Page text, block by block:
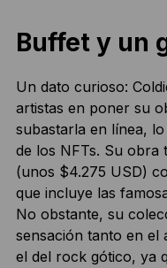
Buffet y un
Un dato curioso:
artistas en poner su
subastarla en línea,
de los NFTs. Su obra
(unos $4.275 USD)
que incluye las
No obstante, su
sensación tanto en el
el del rock gótico, ya